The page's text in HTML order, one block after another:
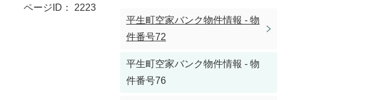
ページID：
2223
平生町空家バンク物件情報 - 物
件番号72
平生町空家バンク物件情報 - 物
件番号76